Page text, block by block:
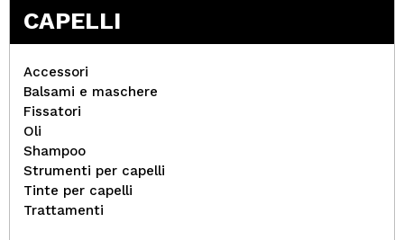
CAPELLI
Accessori
Balsami e maschere
Fissatori
Oli
Shampoo
Strumenti per capelli
Tinte per capelli
Trattamenti